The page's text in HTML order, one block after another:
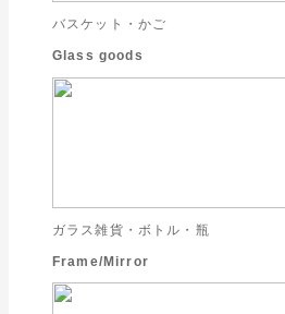
バスケット・かご
Glass goods
ガラス雑貨・ボトル・瓶
Frame/Mirror